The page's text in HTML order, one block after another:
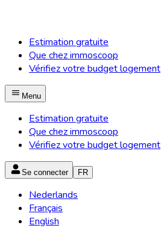
Estimation gratuite
Que chez immoscoop
Vérifiez votre budget logement
Menu
Estimation gratuite
Que chez immoscoop
Vérifiez votre budget logement
Se connecter FR
Nederlands
Français
English